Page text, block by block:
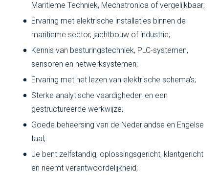
Maritieme Techniek, Mechatronica of vergelijkbaar;
Ervaring met elektrische installaties binnen de
maritieme sector, jachtbouw of industrie;
Kennis van besturingstechniek, PLC-systemen,
sensoren en netwerksystemen;
Ervaring met het lezen van elektrische schema's;
Sterke analytische vaardigheden en een
gestructureerde werkwijze;
Goede beheersing van de Nederlandse en Engelse
taal;
Je bent zelfstandig, oplossingsgericht, klantgericht
en neemt verantwoordelijkheid;